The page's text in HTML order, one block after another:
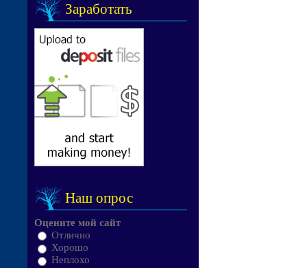
Заработать
Наш опрос
Оцените мой сайт
Отлично
Хорошо
Неплохо